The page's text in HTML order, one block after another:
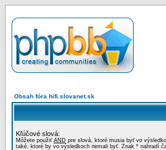
Obsah fóra hifi.slovanet.sk
Kľúčové slová:
Môžete použiť AND pre slová, ktoré musia byť vo
také, ktoré by vo výsledkoch nemali byť. Znak * nahradí